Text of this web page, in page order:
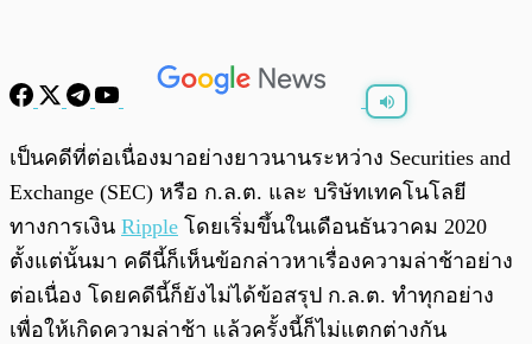
พร้อมเล่น
เป็นคดีที่ต่อเนื่องมาอย่างยาวนานระหว่าง Securities and
Exchange (SEC) หรือ ก.ล.ต. และ บริษัทเทคโนโลยี
ทางการเงิน Ripple โดยเริ่มขึ้นในเดือนธันวาคม 2020
ตั้งแต่นั้นมา คดีนี้ก็เห็นข้อกล่าวหาเรื่องความล่าช้าอย่าง
ต่อเนื่อง โดยคดีนี้ก็ยังไม่ได้ข้อสรุป ก.ล.ต. ทำทุกอย่าง
เพื่อให้เกิดความล่าช้า แล้วครั้งนี้ก็ไม่แตกต่างกัน